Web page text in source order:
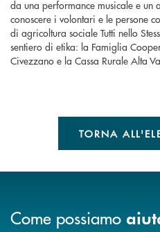
da una performance musicale e
conoscere i volontari e le persone
di agricoltura sociale Tutti nello
sentiero di etika: la Famiglia
Civezzano e la Cassa Rurale Alta
TORNA
Come possiamo